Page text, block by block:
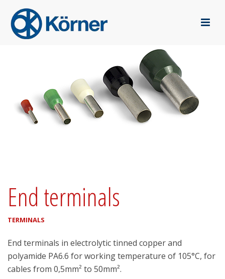
End terminals
TERMINALS
End terminals in electrolytic tinned copper and
polyamide PA6.6 for working temperature of 105°C, for
cables from 0,5mm² to 50mm².